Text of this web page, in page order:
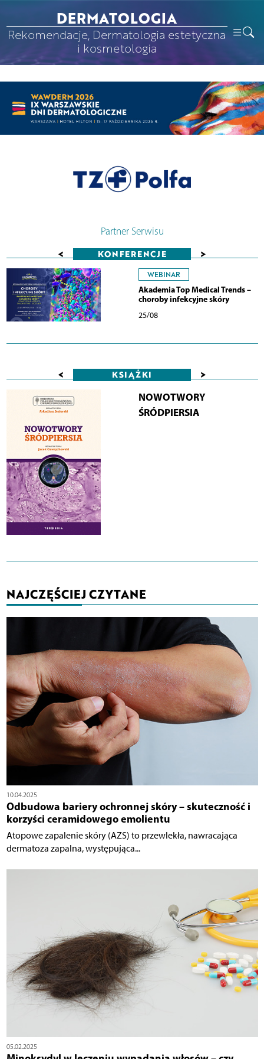
DERMATOLOGIA
Rekomendacje, Dermatologia estetyczna
i kosmetologia
Partner Serwisu
< KONFERENCJE >
WEBINAR
Akademia Top Medical Trends –
choroby infekcyjne skóry
25/08
< KSIĄŻKI >
NOWOTWORY
ŚRÓDPIERSIA
NAJCZĘŚCIEJ CZYTANE
10.04.2025
Odbudowa bariery ochronnej skóry – skuteczność i
korzyści ceramidowego emolientu
Atopowe zapalenie skóry (AZS) to przewlekła, nawracająca
dermatoza zapalna, występująca...
05.02.2025